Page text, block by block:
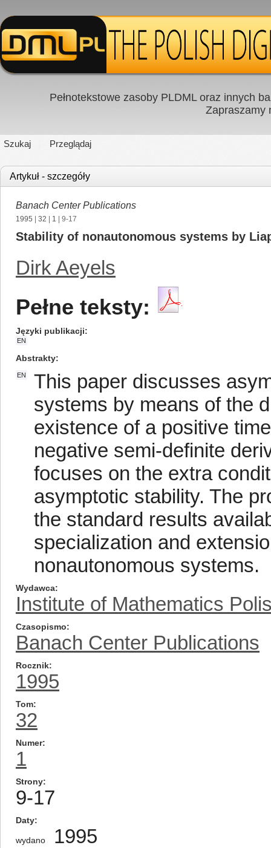
Pełnotekstowe zasoby PLDML oraz innych
Zapraszamy
Szukaj Przeglądaj
Artykuł - szczegóły
Banach Center Publications
1995 32 1 | 9-17
Stability of nonautonomous systems by
Dirk Aeyels
Pełne teksty:
Języki publikacji
EN
Abstrakty
EN
This paper discusses
systems by means of the
existence of a positive
negative semi-definite
focuses on the extra
asymptotic stability. The
the standard results
specialization and
nonautonomous systems.
Wydawca
Institute of Mathematics
Czasopismo
Banach Center Publications
Rocznik
1995
Tom
32
Numer
1
Strony
9-17
Daty
wydano 1995